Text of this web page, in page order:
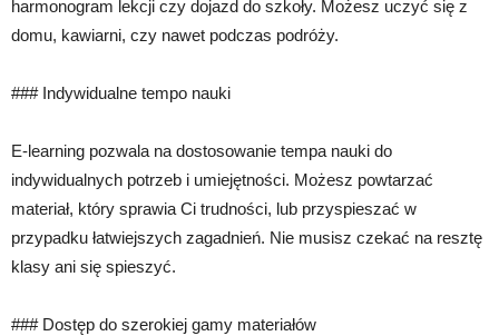
harmonogram lekcji czy dojazd do szkoły. Możesz uczyć się z
domu, kawiarni, czy nawet podczas podróży.
### Indywidualne tempo nauki
E-learning pozwala na dostosowanie tempa nauki do
indywidualnych potrzeb i umiejętności. Możesz powtarzać
materiał, który sprawia Ci trudności, lub przyspieszać w
przypadku łatwiejszych zagadnień. Nie musisz czekać na resztę
klasy ani się spieszyć.
### Dostęp do szerokiej gamy materiałów